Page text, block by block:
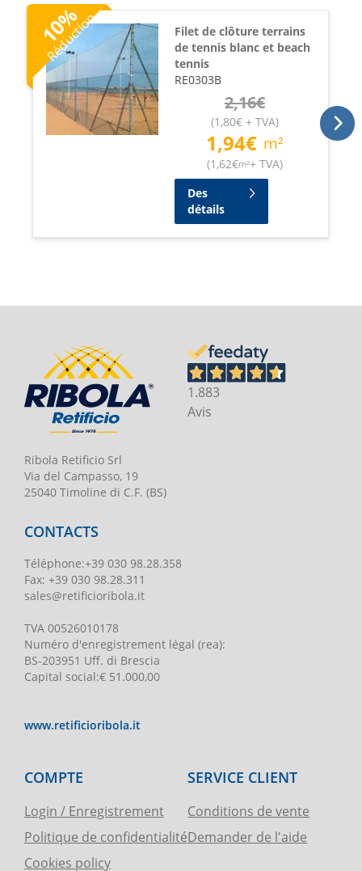
10
%
Réduction
Filet de clôture terrains
de tennis blanc et beach
tennis
RE0303B
2,16€
(1,80€+ TVA)
1,94€ m²
(1,62€m²+ TVA)
Des
détails
Ribola Retificio Srl
Via del Campasso, 19
25040 Timoline di C.F. (BS)
1.883
Avis
CONTACTS
Téléphone:+39 030 98.28.358
Fax: +39 030 98.28.311
sales@retificioribola.it
TVA 00526010178
Numéro d'enregistrement légal (rea):
BS-203951 Uff. di Brescia
Capital social:€ 51.000,00
www.retificioribola.it
COMPTE
Login / Enregistrement
Politique de confidentialité
Cookies policy
SERVICE CLIENT
Conditions de vente
Demander de l'aide